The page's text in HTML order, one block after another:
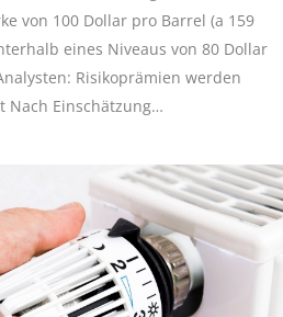
von 100 Dollar pro Barrel (a 159
eines Niveaus von 80 Dollar
Risikoprämien werden
Nach Einschätzung…